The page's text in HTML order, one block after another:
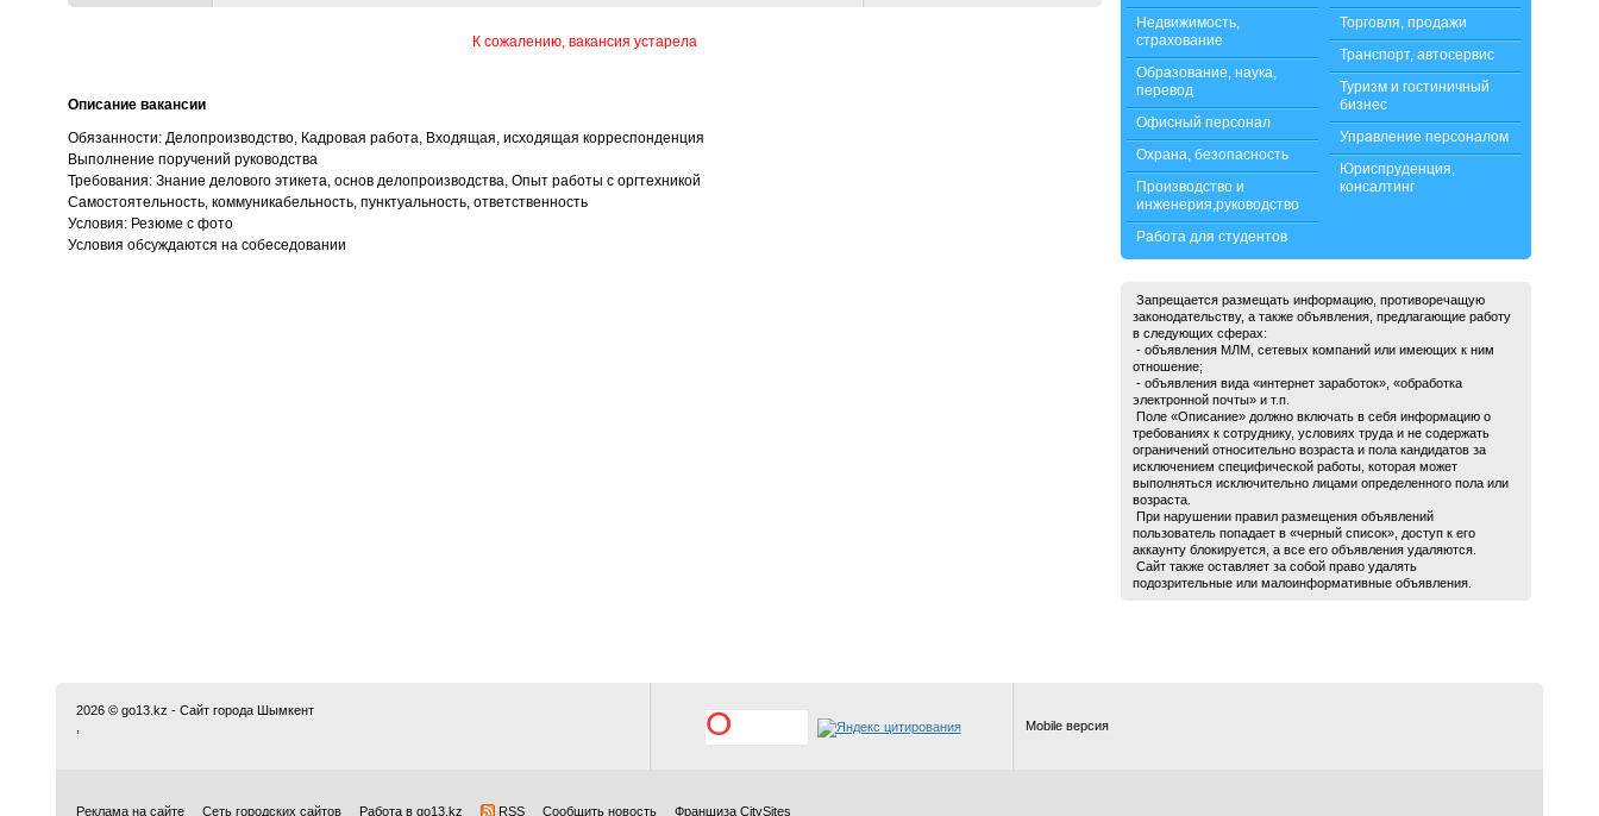
К сожалению, вакансия устарела
Описание вакансии
Обязанности: Делопроизводство, Кадровая работа, Входящая, исходящая корреспонденция
Выполнение поручений руководства
Требования: Знание делового этикета, основ делопроизводства, Опыт работы с оргтехникой
Самостоятельность, коммуникабельность, пунктуальность, ответственность
Условия: Резюме с фото
Условия обсуждаются на собеседовании
Недвижимость,
страхование
Образование, наука,
перевод
Офисный персонал
Охрана, безопасность
Производство и
инженерия,руководство
Работа для студентов
Торговля, продажи
Транспорт, автосервис
Туризм и гостиничный
бизнес
Управление персоналом
Юриспруденция,
консалтинг
Запрещается размещать информацию, противоречащую
законодательству, а также объявления, предлагающие работу
в следующих сферах:
- объявления МЛМ, сетевых компаний или имеющих к ним
отношение;
- объявления вида «интернет заработок», «обработка
электронной почты» и т.п.
Поле «Описание» должно включать в себя информацию о
требованиях к сотруднику, условиях труда и не содержать
ограничений относительно возраста и пола кандидатов за
исключением специфической работы, которая может
выполняться исключительно лицами определенного пола или
возраста.
При нарушении правил размещения объявлений
пользователь попадает в «черный список», доступ к его
аккаунту блокируется, а все его объявления удаляются.
Сайт также оставляет за собой право удалять
подозрительные или малоинформативные объявления.
2026 © go13.kz - Сайт города Шымкент
Mobile версия
Реклама на сайте Сеть городских сайтов Работа в go13.kz RSS Сообщить новость Франшиза CitySites